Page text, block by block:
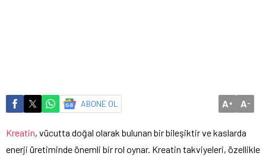
ABONE OL A+ A-
Kreatin, vücutta doğal olarak bulunan bir bileşiktir ve kaslarda
enerji üretiminde önemli bir rol oynar. Kreatin takviyeleri, özellikle